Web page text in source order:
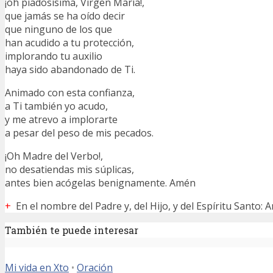
que jamás se ha oído decir
que ninguno de los que
han acudido a tu protección,
implorando tu auxilio
haya sido abandonado de Ti.
Animado con esta confianza,
a Ti también yo acudo,
y me atrevo a implorarte
a pesar del peso de mis pecados.
¡Oh Madre del Verbo!,
no desatiendas mis súplicas,
antes bien acógelas benignamente. Amén
+ En el nombre del Padre y, del Hijo, y del Espíritu Santo:
También te puede interesar
Mi vida en Xto • Oración